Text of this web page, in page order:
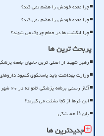
چرا معده خودش را هضم نمی کند؟
چرا معده خودش را هضم نمی کند؟
چرا انگشت ها در حمام چروک می شوند؟
پربحث ترین ها
رهبر شهید از اصلی ترین حامیان جامعه
وزارت بهداشت باید پاسخگوی کمبود
آغاز رسمی برنامه پزشکی خانواده در ۲۰ شهر فاز دوم
این فرها از کجا نشئت می گیرند؟
پلن B همیشگی
جدیدترین ها